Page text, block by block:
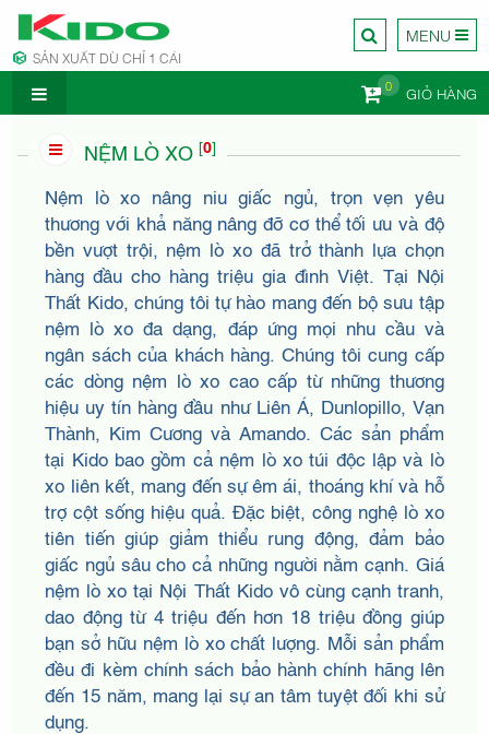
SẢN XUẤT DÙ CHỈ 1 CÁI
MENU
GIỎ HÀNG
0
CÔNG TY
NỘI
THẤT
KIDO
NỆM LÒ XO [0]
Nệm lò xo nâng niu giấc ngủ, trọn vẹn yêu
thương với khả năng nâng đỡ cơ thể tối ưu và độ
bền vượt trội, nệm lò xo đã trở thành lựa chọn
hàng đầu cho hàng triệu gia đình Việt. Tại Nội
Thất Kido, chúng tôi tự hào mang đến bộ sưu tập
nệm lò xo đa dạng, đáp ứng mọi nhu cầu và
ngân sách của khách hàng. Chúng tôi cung cấp
các dòng nệm lò xo cao cấp từ những thương
hiệu uy tín hàng đầu như Liên Á, Dunlopillo, Vạn
Thành, Kim Cương và Amando. Các sản phẩm
tại Kido bao gồm cả nệm lò xo túi độc lập và lò
xo liên kết, mang đến sự êm ái, thoáng khí và hỗ
trợ cột sống hiệu quả. Đặc biệt, công nghệ lò xo
tiên tiến giúp giảm thiểu rung động, đảm bảo
giấc ngủ sâu cho cả những người nằm cạnh. Giá
nệm lò xo tại Nội Thất Kido vô cùng cạnh tranh,
dao động từ 4 triệu đến hơn 18 triệu đồng giúp
bạn sở hữu nệm lò xo chất lượng. Mỗi sản phẩm
đều đi kèm chính sách bảo hành chính hãng lên
đến 15 năm, mang lại sự an tâm tuyệt đối khi sử
dụng.